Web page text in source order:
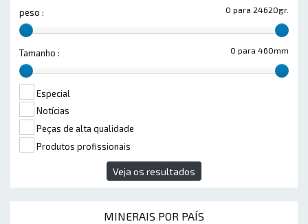
0 para 24620gr.
peso :
0 para 460mm
Tamanho :
Especial
Notícias
Peças de alta qualidade
Produtos profissionais
Veja os resultados
MINERAIS POR PAÍS